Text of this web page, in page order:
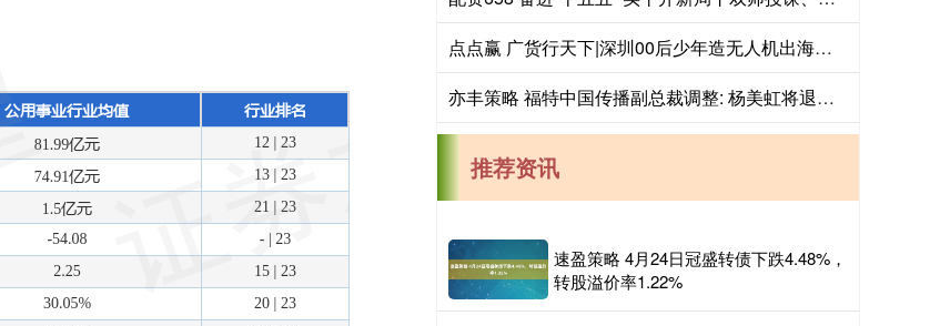
点点赢 广货行天下|深圳00后少年造无人机出海，拿下人生第一桶金
亦丰策略 福特中国传播副总裁调整: 杨美虹将退休, 李方方接棒
推荐资讯
速盈策略 4月24日冠盛转债下跌4.48%，
转股溢价率1.22%